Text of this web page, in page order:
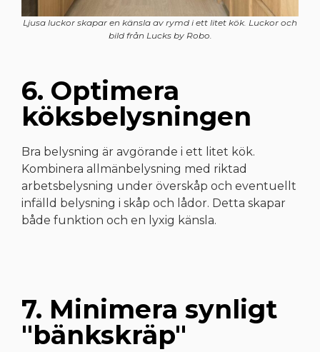
Ljusa luckor skapar en känsla av rymd i ett litet kök. Luckor och
bild från Lucks by Robo.
6. Optimera
köksbelysningen
Bra belysning är avgörande i ett litet kök.
Kombinera allmänbelysning med riktad
arbetsbelysning under överskåp och eventuellt
infälld belysning i skåp och lådor. Detta skapar
både funktion och en lyxig känsla.
7. Minimera synligt
"bänkskräp"